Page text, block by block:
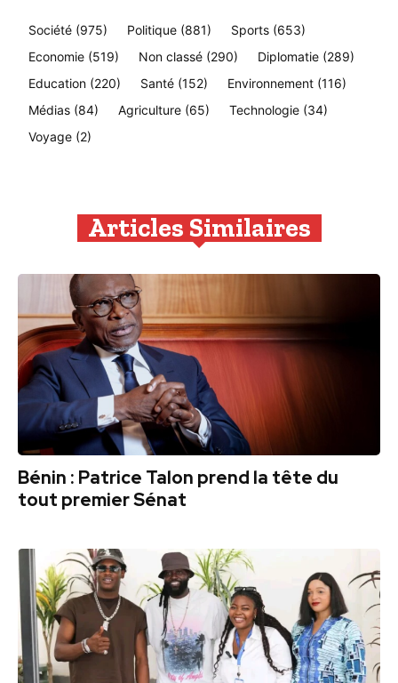
Société (975) Politique (881) Sports (653)
Economie (519) Non classé (290) Diplomatie (289)
Education (220) Santé (152) Environnement (116)
Médias (84) Agriculture (65) Technologie (34)
Voyage (2)
Articles Similaires
Bénin : Patrice Talon prend la tête du
tout premier Sénat